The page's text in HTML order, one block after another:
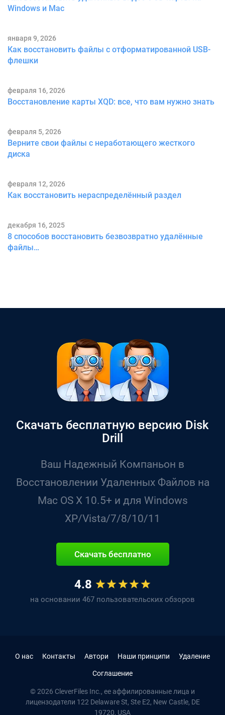
Windows и Mac
января 9, 2026
Как восстановить файлы с отформатированной USB-
флешки
февраля 16, 2026
Восстановление карты XQD: все, что вам нужно знать
февраля 5, 2026
Верните свои файлы с неработающего жесткого
диска
февраля 12, 2026
Как восстановить нераспределённый раздел
декабря 16, 2025
8 способов восстановить безвозвратно удалённые
файлы…
Скачать бесплатную версию Disk
Drill
Ваш Надежный Компаньон в
Восстановлении Удаленных Файлов на
Mac OS X 10.5+ и для Windows
XP/Vista/7/8/10/11
Скачать бесплатно
4.8
на основании 467 пользовательских обзоров
О нас Контакты Автори Наши принципи Удаление
Соглашение
© 2026 CleverFiles Inc., ее аффилированные лица и
лицензодатели 122 Delaware St, Ste E2, New Castle, DE
19720, USA